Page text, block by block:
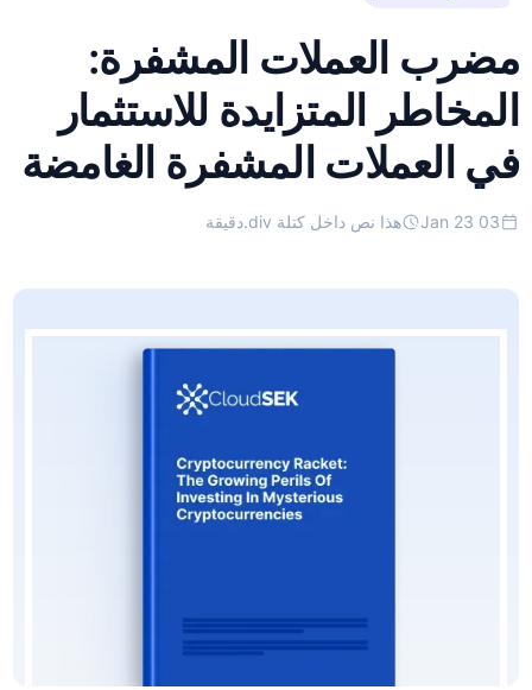
مضرب العملات المشفرة:
المخاطر المتزايدة للاستثمار
في العملات المشفرة الغامضة
03 Jan 23 هذا نص داخل كتلة div. دقيقة